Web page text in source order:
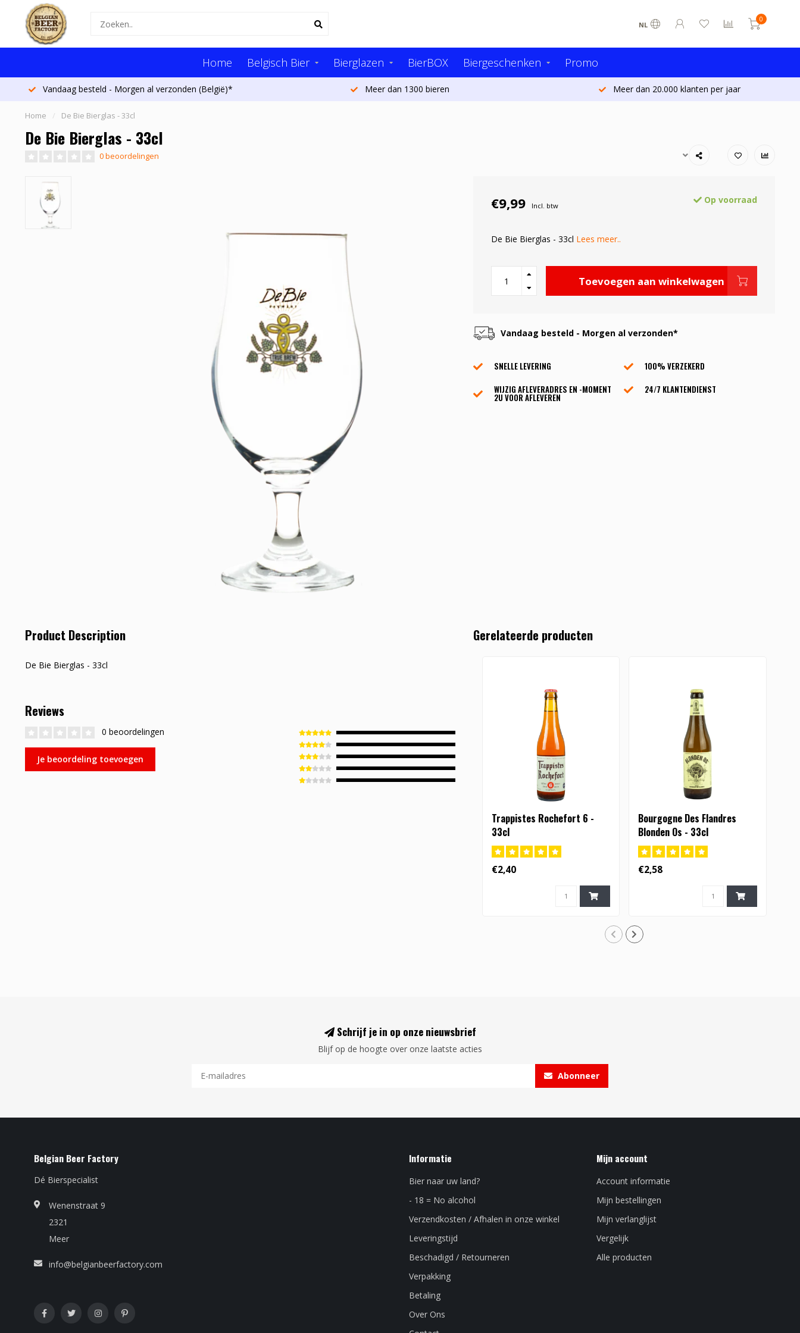
NL
0
Home Belgisch Bier Bierglazen BierBOX Biergeschenken Promo
Meer dan 1300 bieren Meer dan 20.000 klanten per jaar Vandaag besteld - Morgen al verzonden (België)*
Home / De Bie Bierglas - 33cl
De Bie Bierglas - 33cl
0 beoordelingen
€9,99 Incl. btw
Op voorraad
De Bie Bierglas - 33cl Lees meer..
Toevoegen aan winkelwagen
Vandaag besteld - Morgen al verzonden*
SNELLE LEVERING
100% VERZEKERD
WIJZIG AFLEVERADRES EN -MOMENT
2U VOOR AFLEVEREN
24/7 KLANTENDIENST
Product Description
De Bie Bierglas - 33cl
Reviews
0 beoordelingen
Je beoordeling toevoegen
Gerelateerde producten
Trappistes Rochefort 6 -
33cl
€2,40
Bourgogne Des Flandres
Blonden Os - 33cl
€2,58
Schrijf je in op onze nieuwsbrief
Blijf op de hoogte over onze laatste acties
Abonneer
Belgian Beer Factory
Dé Bierspecialist
Wenenstraat 9
2321
Meer
info@belgianbeerfactory.com
Informatie
Bier naar uw land?
- 18 = No alcohol
Verzendkosten / Afhalen in onze winkel
Leveringstijd
Beschadigd / Retourneren
Verpakking
Betaling
Over Ons
Mijn account
Account informatie
Mijn bestellingen
Mijn verlanglijst
Vergelijk
Alle producten